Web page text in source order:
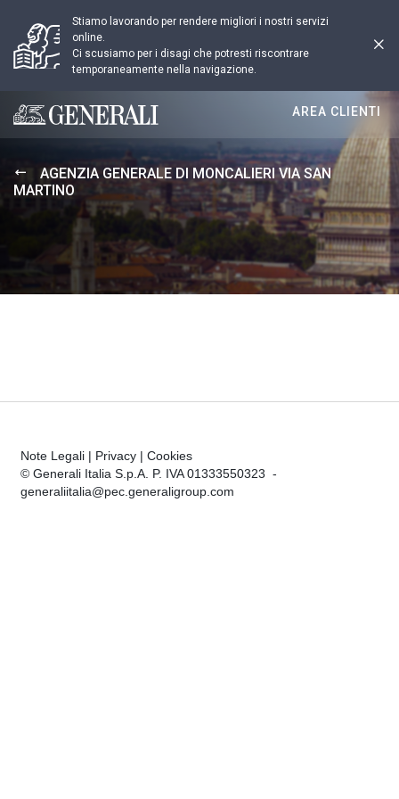
Stiamo lavorando per rendere migliori i nostri servizi
online.
Ci scusiamo per i disagi che potresti riscontrare
temporaneamente nella navigazione.
Generali logo
AREA CLIENTI
AGENZIA GENERALE DI MONCALIERI VIA SAN
MARTINO
Note Legali | Privacy | Cookies
© Generali Italia S.p.A. P. IVA 01333550323 -
generaliitalia@pec.generaligroup.com